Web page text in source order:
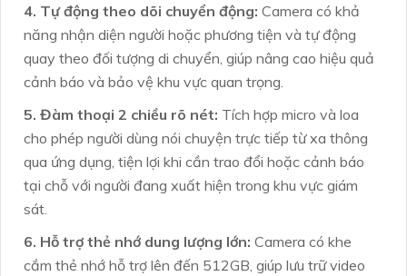
4. Tự động theo dõi chuyển động: Camera có khả
năng nhận diện người hoặc phương tiện và tự động
quay theo đối tượng di chuyển, giúp nâng cao hiệu quả
cảnh báo và bảo vệ khu vực quan trọng.
5. Đàm thoại 2 chiều rõ nét: Tích hợp micro và loa
cho phép người dùng nói chuyện trực tiếp từ xa thông
qua ứng dụng, tiện lợi khi cần trao đổi hoặc cảnh báo
tại chỗ với người đang xuất hiện trong khu vực giám
sát.
6. Hỗ trợ thẻ nhớ dung lượng lớn: Camera có khe
cắm thẻ nhớ hỗ trợ lên đến 512GB, giúp lưu trữ video